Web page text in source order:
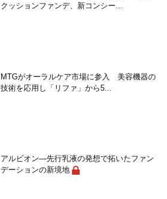
クッションファンデ、新コンシー...
MTGがオーラルケア市場に参入 美容機器の
技術を応用し「リファ」から5...
アルビオン―先行乳液の発想で拓いたファン
デーションの新境地